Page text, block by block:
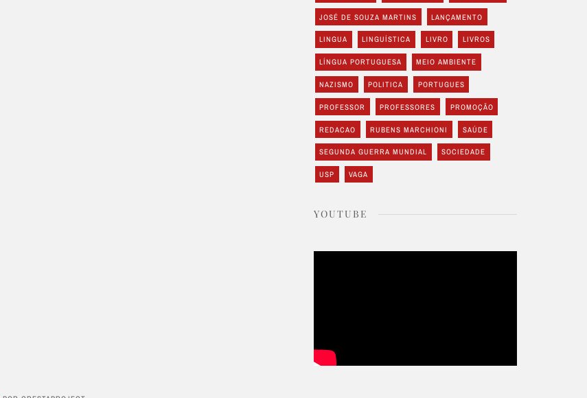
JOSÉ DE SOUZA MARTINS LANÇAMENTO
LINGUA LINGUÍSTICA LIVRO LIVROS
LÍNGUA PORTUGUESA MEIO AMBIENTE
NAZISMO POLITICA PORTUGUES
PROFESSOR PROFESSORES PROMOÇÃO
REDACAO RUBENS MARCHIONI SAÚDE
SEGUNDA GUERRA MUNDIAL SOCIEDADE
USP VAGA
YOUTUBE